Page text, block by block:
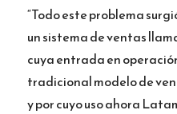
“Todo este problema
un sistema de ventas
cuya entrada en
tradicional modelo de
y por cuyo uso ahora